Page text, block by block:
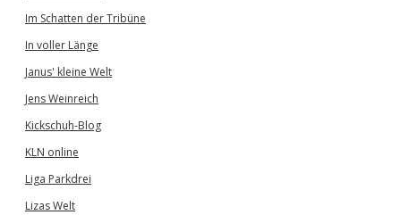
Im Schatten der Tribüne
In voller Länge
Janus' kleine Welt
Jens Weinreich
Kickschuh-Blog
KLN online
Liga Parkdrei
Lizas Welt